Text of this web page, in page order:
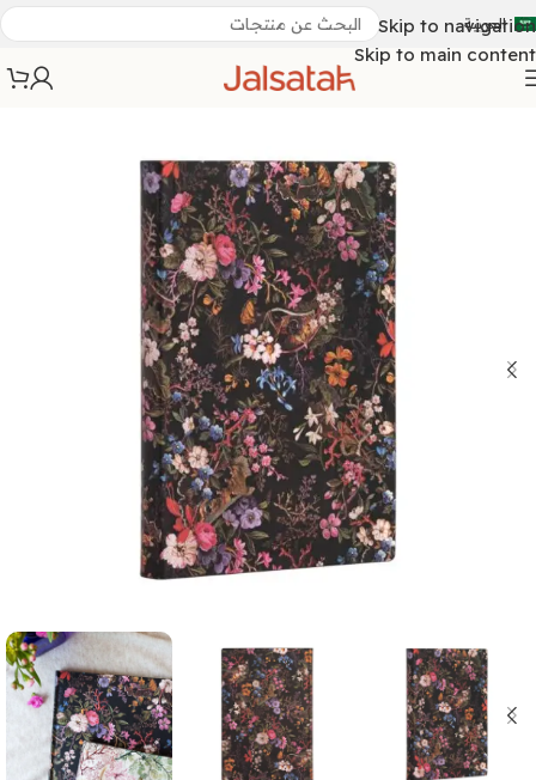
Skip to navigation
Skip to main content
العربية